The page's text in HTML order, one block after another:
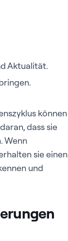
Aktualität.
können
dass sie
Wenn
sie einen
und